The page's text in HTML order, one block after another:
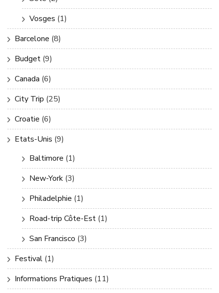
Vosges (1)
Barcelone (8)
Budget (9)
Canada (6)
City Trip (25)
Croatie (6)
Etats-Unis (9)
Baltimore (1)
New-York (3)
Philadelphie (1)
Road-trip Côte-Est (1)
San Francisco (3)
Festival (1)
Informations Pratiques (11)